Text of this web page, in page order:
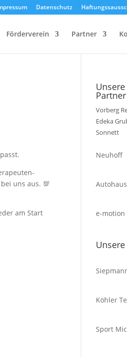
Datenschutz
Förderverein Partner
uns aus. 💯
am Start
Partner
Vorberg
Edeka
Sonnett
Neuhoff
e-motion
Köhler
Sport